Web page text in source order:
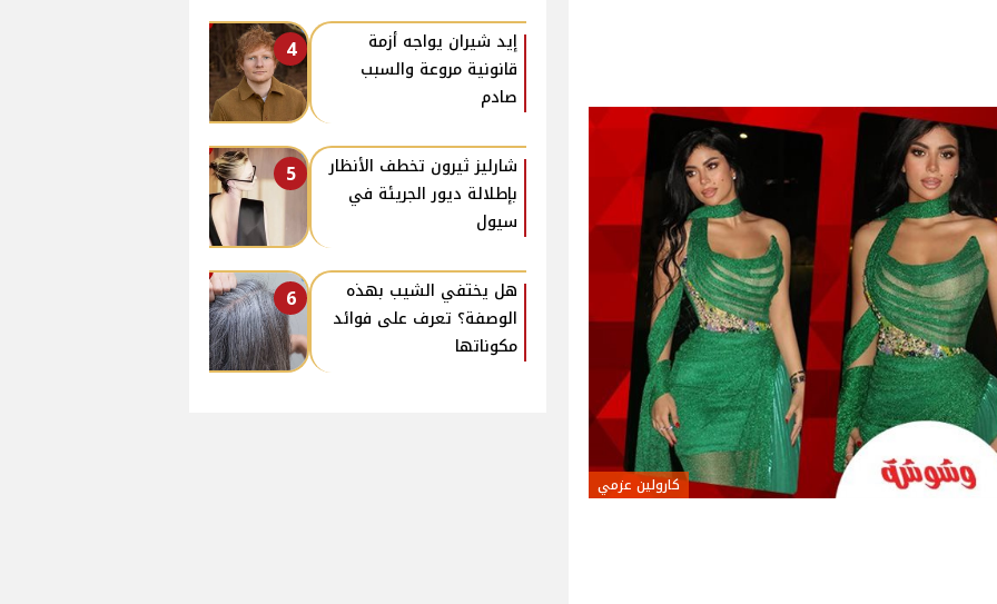
كارولين عزمي
4
إيد شيران يواجه أزمة
قانونية مروعة والسبب
صادم
5
شارليز ثيرون تخطف الأنظار
بإطلالة ديور الجريئة في
سيول
6
هل يختفي الشيب بهذه
الوصفة؟ تعرف على فوائد
مكوناتها